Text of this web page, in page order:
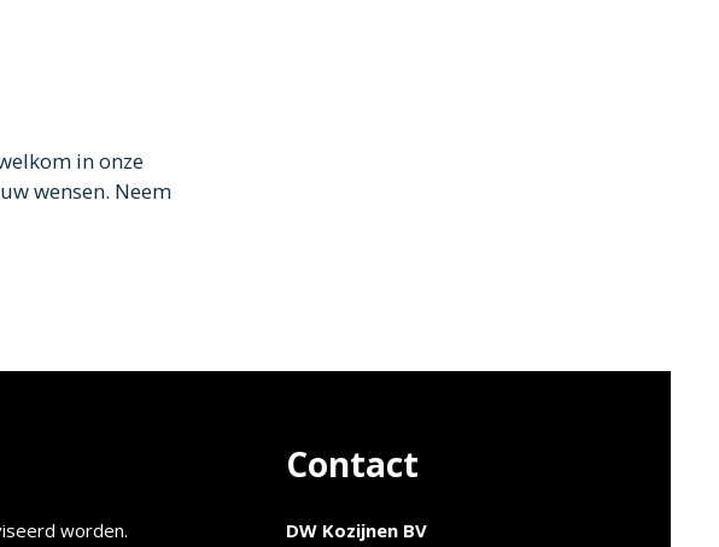
in onze
wensen. Neem
worden.
Contact
DW Kozijnen BV